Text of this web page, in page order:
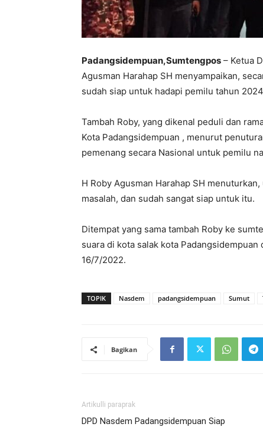
Padangsidempuan,Sumtengpos – Ketua
Agusman Harahap SH menyampaikan,
sudah siap untuk hadapi pemilu tahun
Tambah Roby, yang dikenal peduli dan
Kota Padangsidempuan , menurut
pemenang secara Nasional untuk pemilu
H Roby Agusman Harahap SH
masalah, dan sudah sangat siap untuk itu.
Ditempat yang sama tambah Roby ke
suara di kota salak kota
16/7/2022.
TOPIK Nasdem padangsidempuan Sumut
Bagikan
Artikulli paraprak
DPD Nasdem Padangsidempuan Siap